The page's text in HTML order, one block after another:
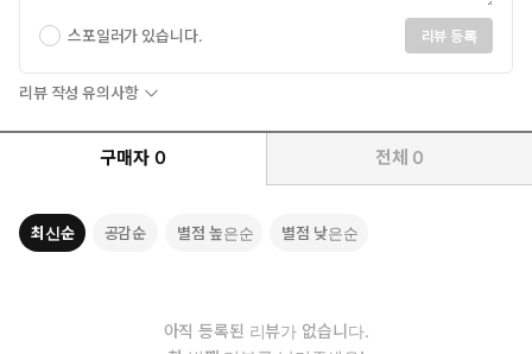
스포일러가 있습니다. 리뷰 등록
리뷰 작성 유의사항
구매자 0 전체 0
최신순 공감순 별점 높은순 별점 낮은순
아직 등록된 리뷰가 없습니다.